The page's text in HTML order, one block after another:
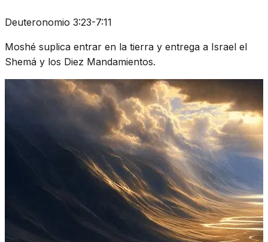
Deuteronomio 3:23-7:11
Moshé suplica entrar en la tierra y entrega a Israel el
Shemá y los Diez Mandamientos.